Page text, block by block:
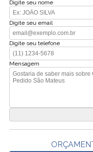
Digite seu nome
Digite seu email
Digite seu telefone
Mensagem